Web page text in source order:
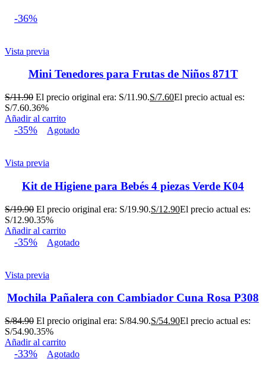
-36%
Vista previa
Mini Tenedores para Frutas de Niños 871T
S/11.90 El precio original era: S/11.90.S/7.60El precio actual es:
S/7.60.36%
Añadir al carrito
-35% Agotado
Vista previa
Kit de Higiene para Bebés 4 piezas Verde K04
S/19.90 El precio original era: S/19.90.S/12.90El precio actual es:
S/12.90.35%
Añadir al carrito
-35% Agotado
Vista previa
Mochila Pañalera con Cambiador Cuna Rosa P308
S/84.90 El precio original era: S/84.90.S/54.90El precio actual es:
S/54.90.35%
Añadir al carrito
-33% Agotado